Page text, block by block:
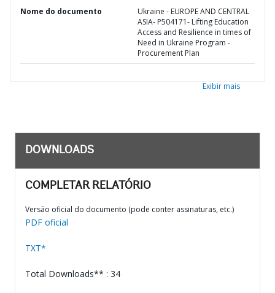
Nome do documento
Ukraine - EUROPE AND CENTRAL
ASIA- P504171- Lifting Education
Access and Resilience in times of
Need in Ukraine Program -
Procurement Plan
Exibir mais
DOWNLOADS
COMPLETAR RELATÓRIO
Versão oficial do documento (pode conter assinaturas, etc.)
PDF oficial
TXT*
Total Downloads** : 34